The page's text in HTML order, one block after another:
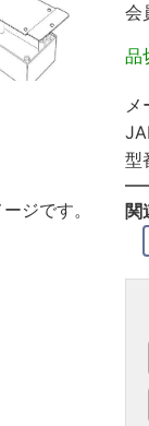
ジです。
会
品
メ
型
関